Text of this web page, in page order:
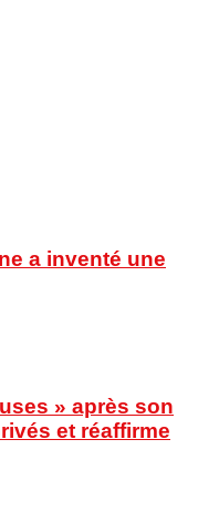
a inventé une
» après son
et réaffirme